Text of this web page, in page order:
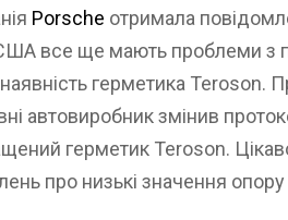
Porsche отримала
все ще мають проблеми з
герметика Teroson.
автовиробник змінив
герметик Teroson.
про низькі значення